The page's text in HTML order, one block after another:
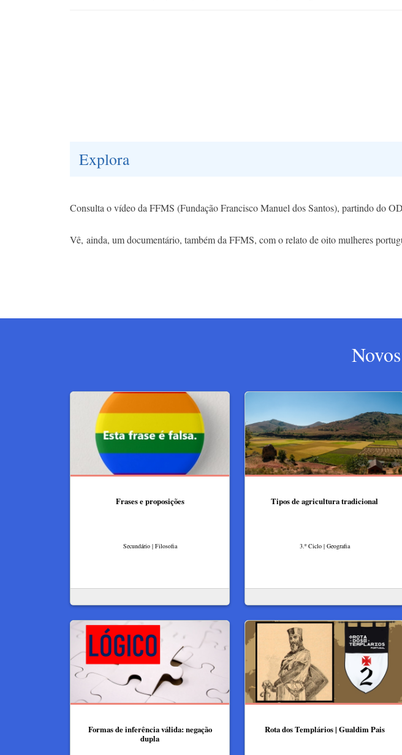
Explora
Consulta o vídeo da FFMS (Fundação Francisco Manuel dos Santos), partindo do
Vê, ainda, um documentário, também da FFMS, com o relato de oito mulheres
Frases e proposições
Secundário | Filosofia
Tipos de agricultura tradicional
3.º Ciclo | Geografia
Formas de inferência válida: negação
dupla
Rota dos Templários | Gualdim Pais